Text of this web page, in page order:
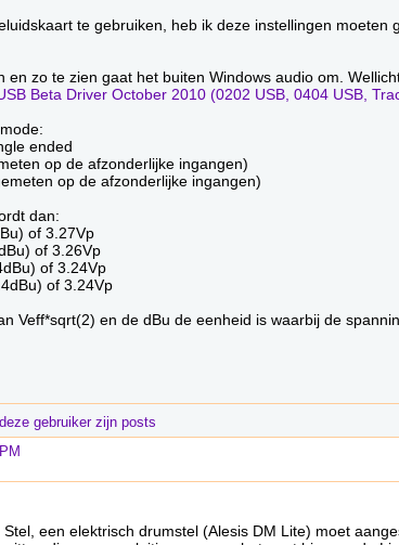
te gebruiken, heb ik deze instellingen moeten
en zo te zien gaat het buiten Windows audio om.
Beta Driver October 2010 (0202 USB, 0404 USB,
ended
op de afzonderlijke ingangen)
op de afzonderlijke ingangen)
dan:
of 3.27Vp
of 3.26Vp
of 3.24Vp
of 3.24Vp
Veff*sqrt(2) en de dBu de eenheid is waarbij de
een elektrisch drumstel (Alesis DM Lite) moet